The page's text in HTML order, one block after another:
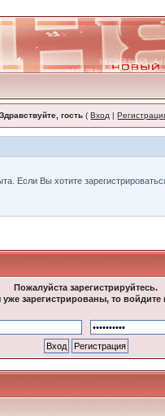
Здравствуйте, гость (Вход |
Если Вы хотите
Пожалуйста зарегистрируйтесь.
зарегистрированы, то